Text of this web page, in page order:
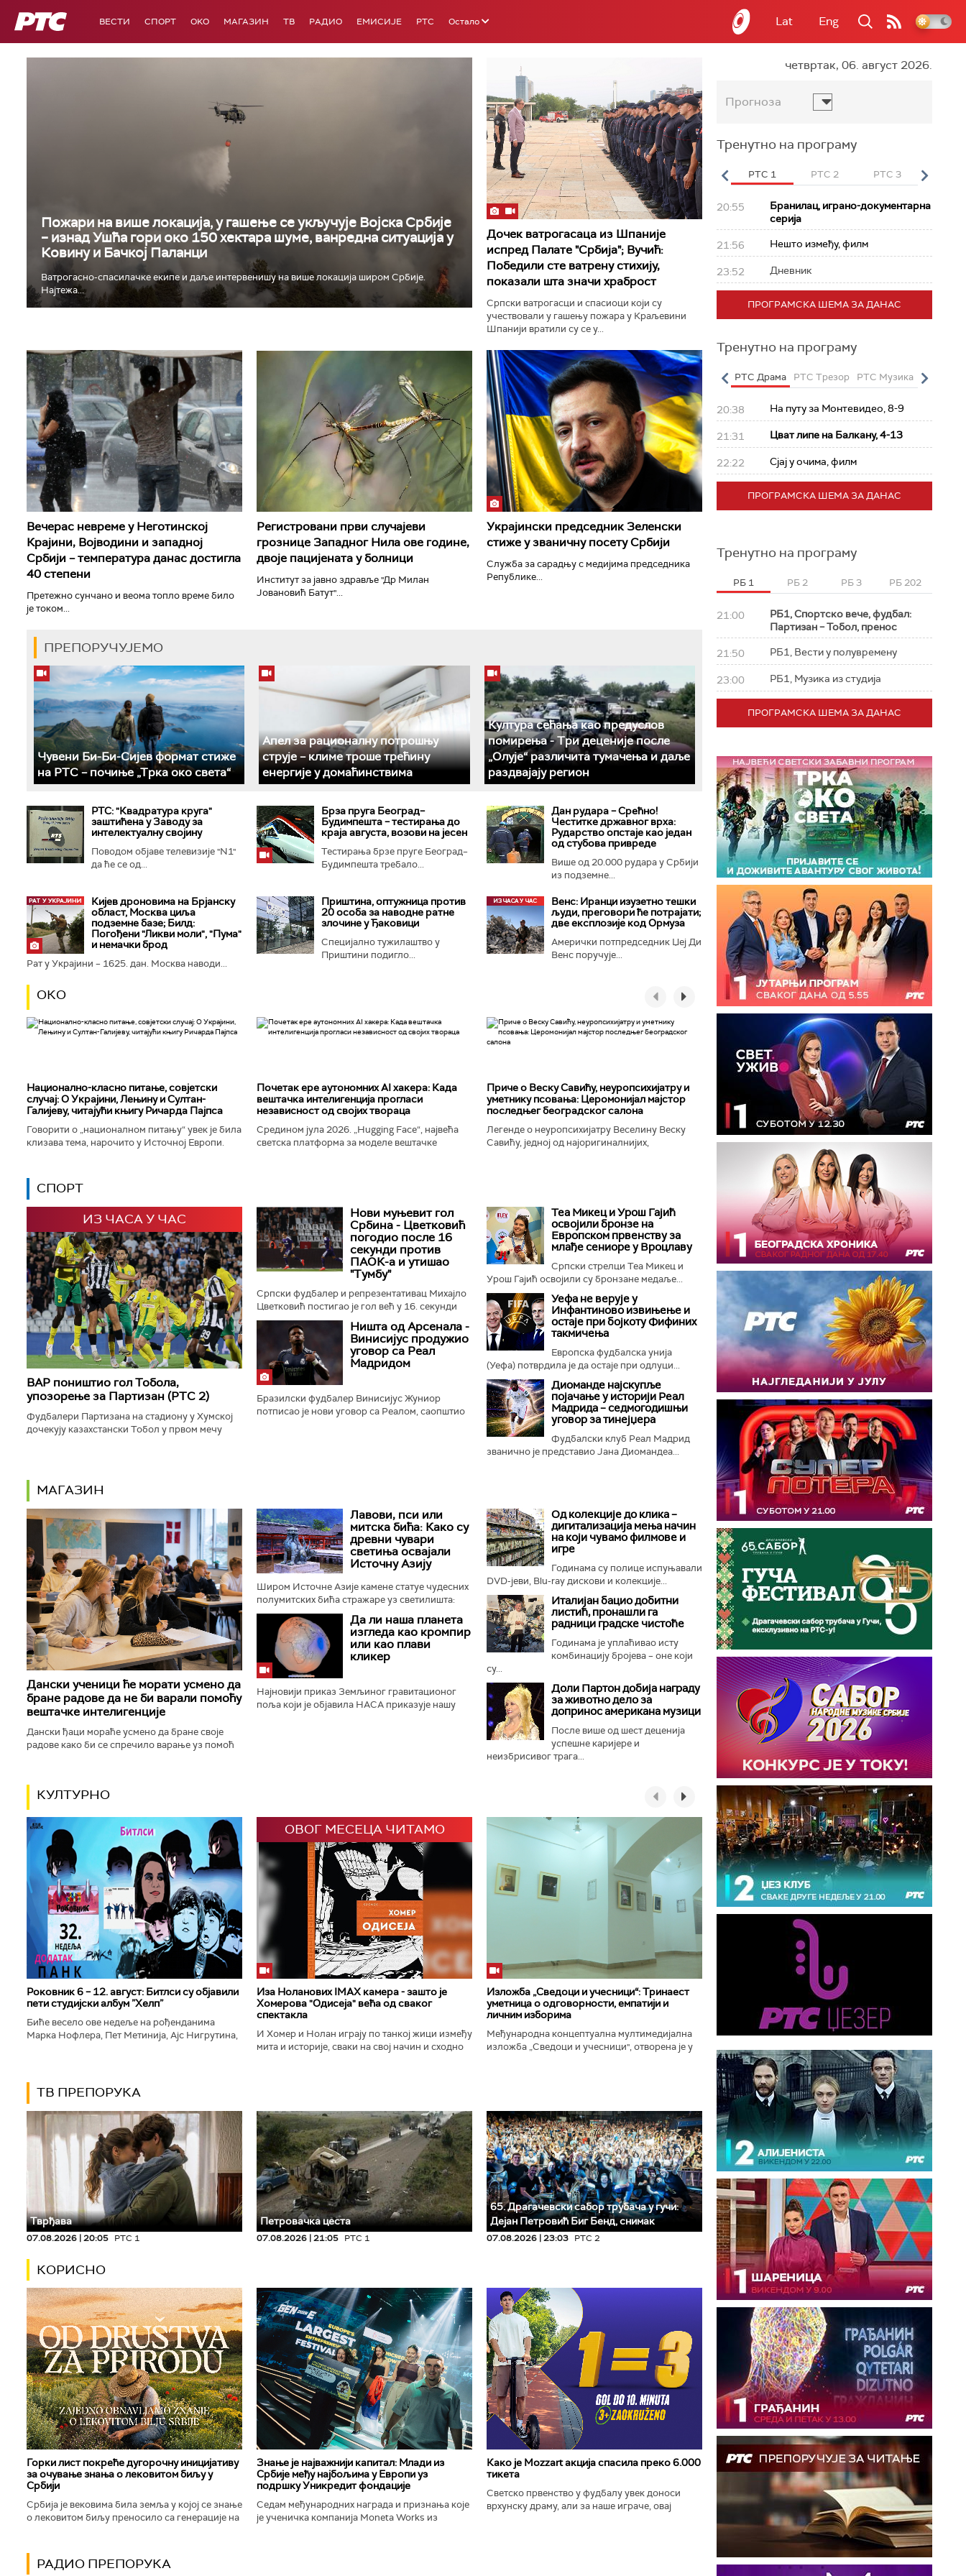
РТС ВЕСТИ СПОРТ OKO МАГАЗИН ТВ РАДИО ЕМИСИЈЕ РТС Остало Lat Eng
Пожари на више локација, у гашење се укључује Војска Србије
– изнад Ушћа гори око 150 хектара шуме, ванредна ситуација у
Ковину и Бачкој Паланци
Ватрогасно-спасилачке екипе и даље интервенишу на више локација широм Србије.
Најтежа...
Дочек ватрогасаца из Шпаније
испред Палате "Србија"; Вучић:
Победили сте ватрену стихију,
показали шта значи храброст
Српски ватрогасци и спасиоци који су
учествовали у гашењу пожара у Краљевини
Шпанији вратили су се у...
Вечерас невреме у Неготинској
Крајини, Војводини и западној
Србији – температура данас достигла
40 степени
Претежно сунчано и веома топло време било
је током...
Регистровани први случајеви
грознице Западног Нила ове године,
двоје пацијената у болници
Институт за јавно здравље "Др Милан
Јовановић Батут"...
Украјински председник Зеленски
стиже у званичну посету Србији
Служба за сарадњу с медијима председника
Републике...
ПРЕПОРУЧУЈЕМО
Чувени Би-Би-Сијев формат стиже
на РТС – почиње „Трка око света“
Апел за рационалну потрошњу
струје – климе троше трећину
енергије у домаћинствима
Култура сећања као предуслов
помирења ­- Три деценије после
„Олује“ различита тумачења и даље
раздвајају регион
РТС: "Квадратура круга"
заштићена у Заводу за
интелектуалну својину
Поводом објаве телевизије "N1"
да ће се од...
Брза пруга Београд–
Будимпешта – тестирања до
краја августа, возови на јесен
Тестирања брзе пруге Београд–
Будимпешта требало...
Дан рудара – Срећно!
Честитке државног врха:
Рударство опстаје као један
од стубова привреде
Више од 20.000 рудара у Србији
из подземне...
Кијев дроновима на Брјанску
област, Москва циља
подземне базе; Билд:
Погођени "Ликви моли", "Пума"
и немачки брод
Рат у Украјини – 1625. дан. Москва наводи...
Приштина, оптужница против
20 особа за наводне ратне
злочине у Ђаковици
Специјално тужилаштво у
Приштини подигло...
Венс: Иранци изузетно тешки
људи, преговори ће потрајати;
две експлозије код Ормуза
Амерички потпредседник Џеј Ди
Венс поручује...
ОКО
Национално-класнo питање, совјетски
случај: О Украјини, Лењину и Султан-
Галијеву, читајући књигу Ричарда Пајпса
Говорити о „националном питању“ увек је била
клизава тема, нарочито у Источној Европи.
Почетак ере аутономних AI хакера: Када
вештачка интелигенција прогласи
независност од својих твораца
Средином јула 2026. „Hugging Face“, највећа
светска платформа за моделе вештачке
Приче о Веску Савићу, неуропсихијатру и
уметнику псовања: Церомонијал мајстор
последњег београдског салона
Легенде о неуропсихијатру Веселину Веску
Савићу, једној од најоригиналнијих,
СПОРТ
ИЗ ЧАСА У ЧАС
ВАР поништио гол Тобола,
упозорење за Партизан (РТС 2)
Фудбалери Партизана на стадиону у Хумској
дочекују казахстански Тобол у првом мечу
Нови муњевит гол
Србина - Цветковић
погодио после 16
секунди против
ПАОК-а и утишао
"Тумбу"
Српски фудбалер и репрезентативац Михајло
Цветковић постигао је гол већ у 16. секунди
утакмице између ПАОК-а и Андерлехта у
првом мечу трећег кола квалификација...
Ништа од Арсенала -
Винисијус продужио
уговор са Реал
Мадридом
Бразилски фудбалер Винисијус Жуниор
потписао је нови уговор са Реалом, саопштио
Теа Микец и Урош Гајић
освојили бронзе на
Европском првенству за
млађе сениоре у Вроцлаву
Српски стрелци Теа Микец и
Урош Гајић освојили су бронзане медаље...
Уефа не верује у
Инфантиново извињење и
остаје при бојкоту Фифиних
такмичења
Европска фудбалска унија
(Уефа) потврдила је да остаје при одлуци...
Диоманде најскупље
појачање у историји Реал
Мадрида – седмогодишњи
уговор за тинејџера
Фудбалски клуб Реал Мадрид
званично је представио Јана Диомандеа...
МАГАЗИН
Дански ученици ће морати усмено да
бране радове да не би варали помоћу
вештачке интелигенције
Дански ђаци мораће усмено да бране своје
радове како би се спречило варање уз помоћ
Лавови, пси или
митска бића: Како су
древни чувари
светиња освајали
Источну Азију
Широм Источне Азије камене статуе чудесних
полумитских бића стражаре уз светилишта:
будистичке, конфучијанске, таоистичке и
шинто храмове, али и маузолеје...Да ли наша планета
изгледа као кромпир
или као плави
кликер
Најновији приказ Земљиног гравитационог
поља који је објавила НАСА приказује нашу
Од колекције до клика –
дигитализација мења начин
на који чувамо филмове и
игре
Годинама су полице испуњавали
DVD-јеви, Blu-ray дискови и колекције...
Италијан бацио добитни
листић, пронашли га
радници градске чистоће
Годинама је уплаћивао исту
комбинацију бројева – оне који
су...
Доли Партон добија награду
за животно дело за
допринос американа музици
После више од шест деценија
успешне каријере и
неизбрисивог трага...
КУЛТУРНО
Роковник 6 – 12. август: Битлси су објавили
пети студијски албум ”Хелп”
Биће весело ове недеље на рођенданима
Марка Нофлера, Пет Метинија, Ајс Нигрутина,
ОВОГ МЕСЕЦА ЧИТАМО
Иза Ноланових IMAX камера - зашто је
Хомерова "Одисеја" већа од сваког
спектакла
И Хомер и Нолан играју по танкој жици између
мита и историје, сваки на свој начин и сходно
Изложба „Сведоци и учесници“: Тринаест
уметница о одговорности, емпатији и
личним изборима
Међународна концептуална мултимедијална
изложба „Сведоци и учесници", отворена је у
ТВ ПРЕПОРУКА
Тврђава
07.08.2026 | 20:05 РТС 1
Петровачка цеста
07.08.2026 | 21:05 РТС 1
65. Драгачевски сабор трубача у гучи:
Дејан Петровић Биг Бeнд, снимак
07.08.2026 | 23:03 РТС 2
КОРИСНО
Горки лист покреће дугорочну иницијативу
за очување знања о лековитом биљу у
Србији
Србија је вековима била земља у којој се знање
о лековитом биљу преносило са генерације на
Знање је најважнији капитал: Млади из
Србије међу најбољима у Европи уз
подршку Уникредит фондације
Седам међународних награда и признања које
је ученичка компанија Moneta Works из
Како је Mozzart акција спасила преко 6.000
тикета
Светско првенство у фудбалу увек доноси
врхунску драму, али за наше играче, овај
РАДИО ПРЕПОРУКА
четвртак, 06. август 2026.
Прогноза
Тренутно на програму
РТС 3 РТС Свет РТС HD РТС 1 РТС 2 РТС 3 РТС
20:55
Бранилац, играно-документарна
серија
21:56 Нешто између, филм
23:52 Дневник
ПРОГРАМСКА ШЕМА ЗА ДАНАС
Тренутно на програму
РТС Класика РТС Коло РТС Полетарац РТС Драма РТС Трезор РТС Музика РТС
20:38 На путу за Монтевидео, 8-9
21:31 Цват липе на Балкану, 4-13
22:22 Сјај у очима, филм
ПРОГРАМСКА ШЕМА ЗА ДАНАС
Тренутно на програму
РБ 1 РБ 2 РБ 3 РБ 202
21:00
РБ1, Спортско вече, фудбал:
Партизан – Тобол, пренос
21:50 РБ1, Вести у полувремену
23:00 РБ1, Музика из студија
ПРОГРАМСКА ШЕМА ЗА ДАНАС